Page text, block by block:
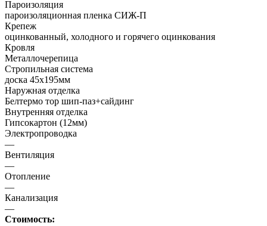
Пароизоляция
пароизоляционная пленка СИЖ-П
Крепеж
оцинкованный, холодного и горячего оцинкования
Кровля
Металлочерепица
Стропильная система
доска 45х195мм
Наружная отделка
Белтермо тор шип-паз+сайдинг
Внутренняя отделка
Гипсокартон (12мм)
Электропроводка
—
Вентиляция
—
Отопление
—
Канализация
—
Стоимость: